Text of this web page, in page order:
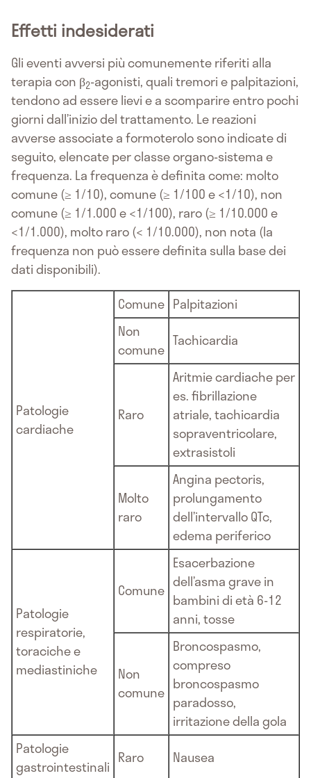
Effetti indesiderati
Gli eventi avversi più comunemente riferiti alla
terapia con β2-agonisti, quali tremori e palpitazioni,
tendono ad essere lievi e a scomparire entro pochi
giorni dall’inizio del trattamento. Le reazioni
avverse associate a formoterolo sono indicate di
seguito, elencate per classe organo-sistema e
frequenza. La frequenza è definita come: molto
comune (≥ 1/10), comune (≥ 1/100 e <1/10), non
comune (≥ 1/1.000 e <1/100), raro (≥ 1/10.000 e
<1/1.000), molto raro (< 1/10.000), non nota (la
frequenza non può essere definita sulla base dei
dati disponibili).
Patologie
cardiache
Comune Palpitazioni
Non
comune Tachicardia
Raro
Aritmie cardiache per
es. fibrillazione
atriale, tachicardia
sopraventricolare,
extrasistoli
Molto
raro
Angina pectoris,
prolungamento
dell’intervallo QTc,
edema periferico
Patologie
respiratorie,
toraciche e
mediastiniche
Comune
Esacerbazione
dell’asma grave in
bambini di età 6-12
anni, tosse
Non
comune
Broncospasmo,
compreso
broncospasmo
paradosso,
irritazione della gola
Patologie
gastrointestinali Raro Nausea